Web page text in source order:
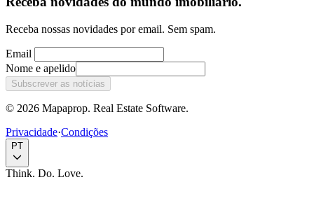
Receba nossas novidades por email. Sem spam.
Email
Nome e apelido
Subscrever as notícias
© 2026 Mapaprop. Real Estate Software.
Privacidade·Condições
PT
Think. Do. Love.